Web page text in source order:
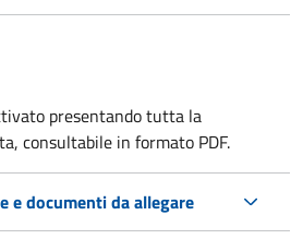
presentando tutta la
consultabile in formato PDF.
e documenti da allegare